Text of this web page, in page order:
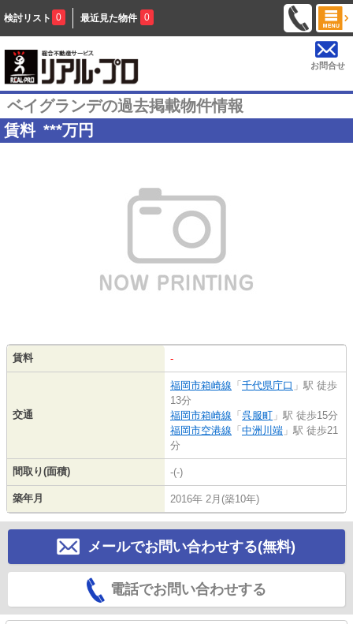
検討リスト 0 最近見た物件 0
お問合せ
ベイグランデの過去掲載物件情報
賃料 ***万円
賃料 -
交通
福岡市箱崎線 「千代県庁口 」駅 徒歩
13分
福岡市箱崎線 「呉服町 」駅 徒歩15分
福岡市空港線 「中洲川端 」駅 徒歩21
分
間取り(面積) -(-)
築年月 2016年 2月(築10年)
メールでお問い合わせする(無料)
電話でお問い合わせする